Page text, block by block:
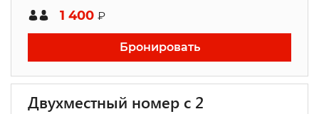
1 400 ₽
Бронировать
Двухместный номер с 2